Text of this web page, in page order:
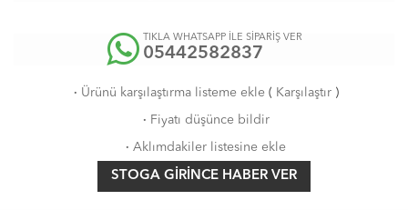
TIKLA WHATSAPP İLE SİPARİŞ VER
05442582837
· Ürünü karşılaştırma listeme ekle( Karşılaştır)
· Fiyatı düşünce bildir
· Aklımdakiler listesine ekle
STOGA GIRINCE HABER VER